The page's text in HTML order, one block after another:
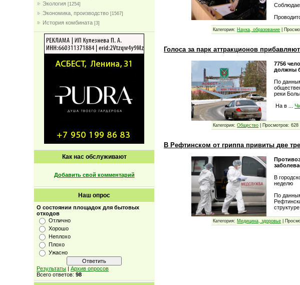
Экология [1254]
Экономика, производство [1567]
История комбината [3]
Как нас обслуживают
Добавить свой комментарий
Наш опрос
О состоянии площадок для бытовых
отходов
Отлично
Хорошо
Неплохо
Плохо
Ужасно
Результаты |Архив опросов
Всего ответов:98
Категория: Наука, образование
Голоса за парк аттракционов
7756
должны
По
реки
На в
...
Категория: Общество Просмотров: 628
В Рефтинском от гриппа привиты две
В
неделю
По
Категория: Медицина, здоровье